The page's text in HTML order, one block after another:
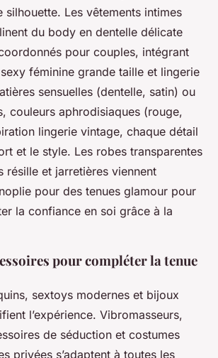
silhouette. Les vêtements intimes
du body en dentelle délicate
pour couples, intégrant
féminine grande taille et lingerie
sensuelles (dentelle, satin) ou
couleurs aphrodisiaques (rouge,
lingerie vintage, chaque détail
et le style. Les robes transparentes
résille et jarretières viennent
pour des tenues glamour pour
la confiance en soi grâce à la
pour compléter la tenue
sextoys modernes et bijoux
l’expérience. Vibromasseurs,
de séduction et costumes
privées s’adaptent à toutes les